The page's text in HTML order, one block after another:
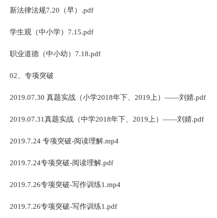
新法律法规7.20（早）.pdf
学生观（中小学）7.15.pdf
职业道德（中小幼）7.18.pdf
02、专项突破
2019.07.30 真题实战（小学2018年下、2019上）——刘婧.pdf
2019.07.31真题实战（中学2018年下、2019上）——刘婧.pdf
2019.7.24 专项突破-阅读理解.mp4
2019.7.24专项突破-阅读理解.pdf
2019.7.26专项突破-写作训练1.mp4
2019.7.26专项突破-写作训练1.pdf